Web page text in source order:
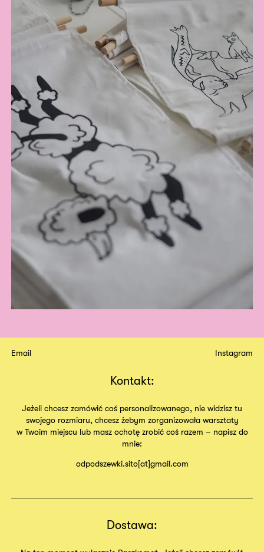
Email Instagram
Kontakt:
Jeżeli chcesz zamówić coś personalizowanego, nie widzisz tu
swojego rozmiaru, chcesz żebym zorganizowała warsztaty
w Twoim miejscu lub masz ochotę zrobić coś razem – napisz do
mnie:
odpodszewki.sito[at]gmail.com
Dostawa: